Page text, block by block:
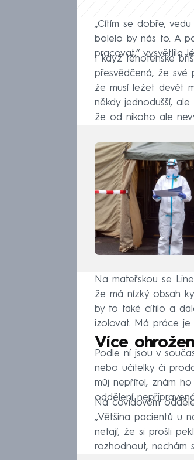
„Cítím se dobře,
bolelo by nás to. A
pracovat,“ vysvětlila
I když těhotenské
přesvědčená, že své
že musí ležet devět
někdy jednodušší,
že od nikoho ale
Na mateřskou se
že má nízký obsah
by to také cítilo a
izolovat. Má práce je
Více
Podle ní jsou v
nebo učitelky či
můj nepřítel, znám
oddělení
Na covidovém
„Většina pacientů u
netají, že si prošli
rozhodnout, nechám